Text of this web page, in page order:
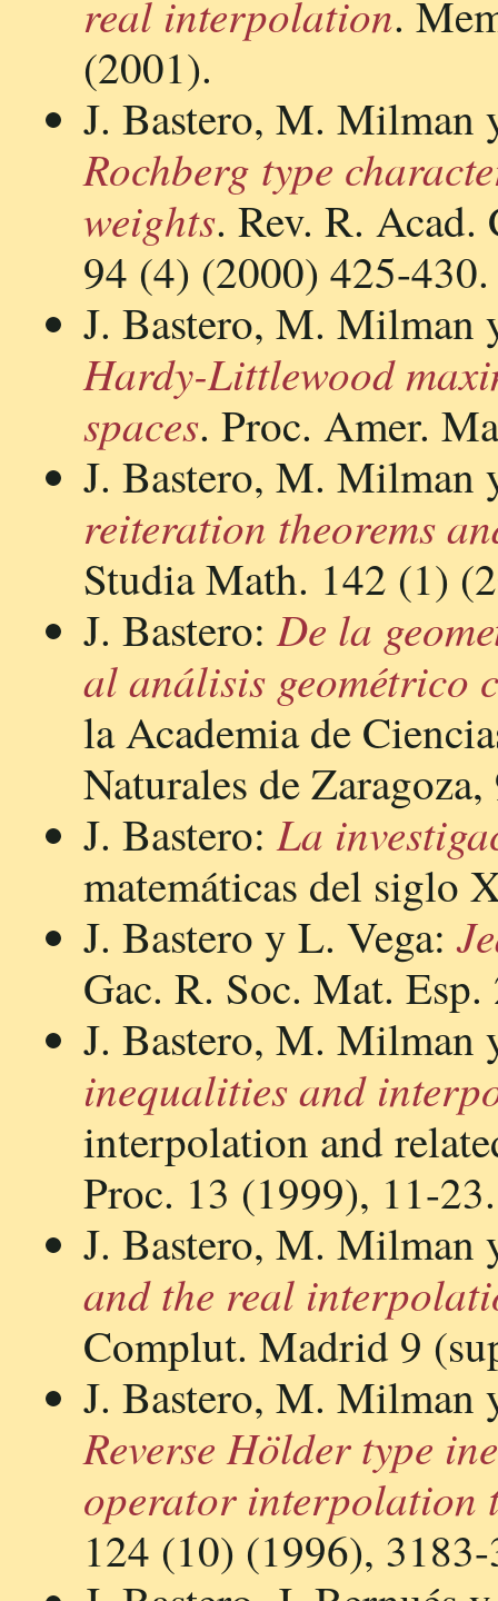
real interpolation.
(2001).
J. Bastero, M. Milman
Rochberg type
weights. Rev. R. Acad.
94 (4) (2000) 425-430.
J. Bastero, M. Milman
Hardy-Littlewood
spaces. Proc. Amer.
J. Bastero, M. Milman
reiteration theorems
Studia Math. 142 (1)
J. Bastero:De la
al análisis geométrico
la Academia de
Naturales de
J. Bastero:La
matemáticas del siglo
J. Bastero y L. Vega:
Gac. R. Soc. Mat.
J. Bastero, M. Milman
inequalities and
interpolation and
Proc. 13 (1999), 11-23.
J. Bastero, M. Milman
and the real
Complut. Madrid 9
J. Bastero, M. Milman
Reverse Hölder type
operator interpolation
124 (10) (1996),